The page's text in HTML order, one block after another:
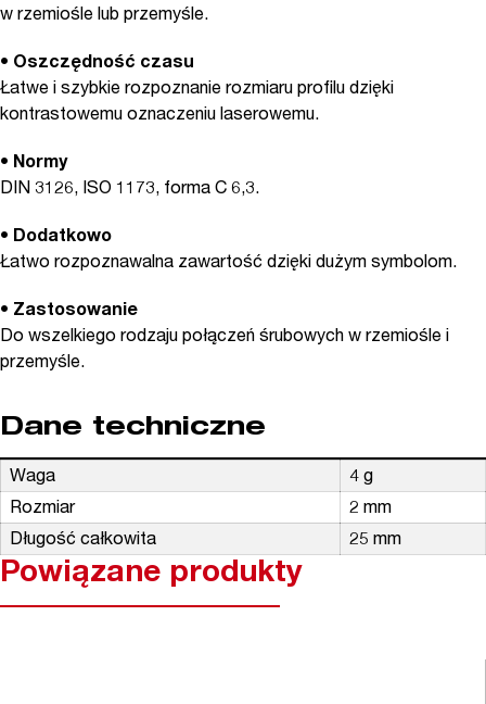
w rzemiośle lub przemyśle.
• Oszczędność czasu
Łatwe i szybkie rozpoznanie rozmiaru profilu dzięki
kontrastowemu oznaczeniu laserowemu.
• Normy
DIN 3126, ISO 1173, forma C 6,3.
• Dodatkowo
Łatwo rozpoznawalna zawartość dzięki dużym symbolom.
• Zastosowanie
Do wszelkiego rodzaju połączeń śrubowych w rzemiośle i
przemyśle.
Dane techniczne
Waga
4 g
Rozmiar
2 mm
Długość całkowita
25 mm
Powiązane produkty